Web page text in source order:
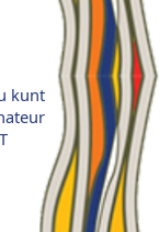
kunt